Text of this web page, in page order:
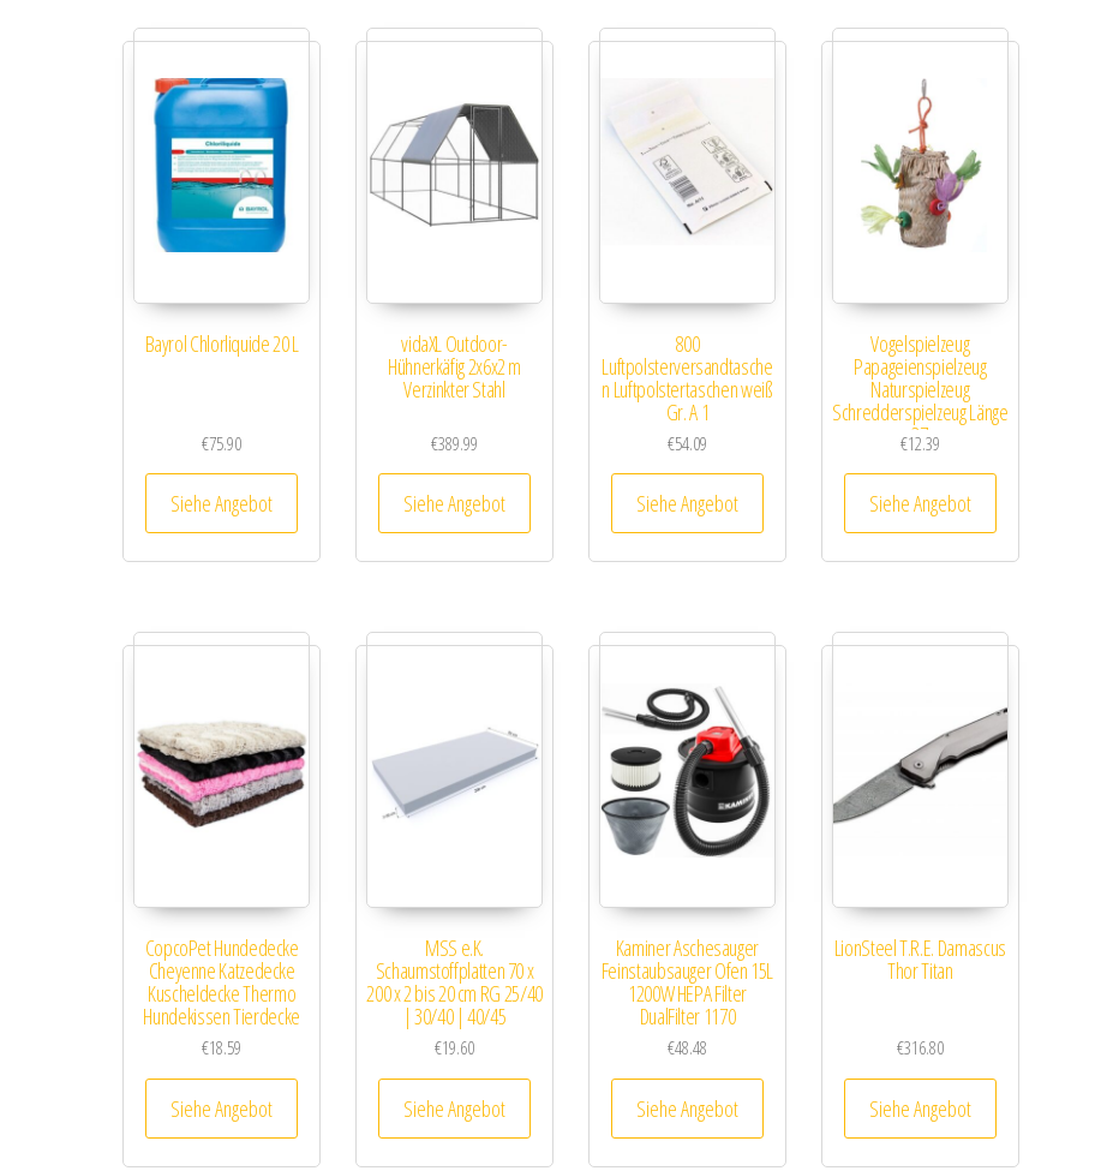
Bayrol Chlorliquide 20 L
€75.90
Siehe Angebot
vidaXL Outdoor-
Hühnerkäfig 2x6x2 m
Verzinkter Stahl
€389.99
Siehe Angebot
800
Luftpolsterversandtasche
n Luftpolstertaschen weiß
Gr. A 1
€54.09
Siehe Angebot
Vogelspielzeug
Papageienspielzeug
Naturspielzeug
Schredderspielzeug Länge
ca. 37 cm
€12.39
Siehe Angebot
CopcoPet Hundedecke
Cheyenne Katzedecke
Kuscheldecke Thermo
Hundekissen Tierdecke
€18.59
Siehe Angebot
MSS e.K.
Schaumstoffplatten 70 x
200 x 2 bis 20 cm RG 25/40
| 30/40 | 40/45
€19.60
Siehe Angebot
Kaminer Aschesauger
Feinstaubsauger Ofen 15L
1200W HEPA Filter
DualFilter 1170
€48.48
Siehe Angebot
LionSteel T.R.E. Damascus
Thor Titan
€316.80
Siehe Angebot